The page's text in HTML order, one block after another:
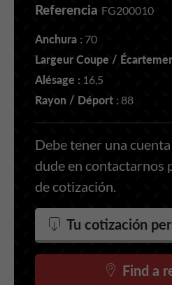
Referencia FG200010
Anchura : 70
Largeur Coupe /
Alésage : 16,5
Rayon / Déport : 88
Debe tener una
dude en contactarnos
de cotización.
Tu cotización
Find a